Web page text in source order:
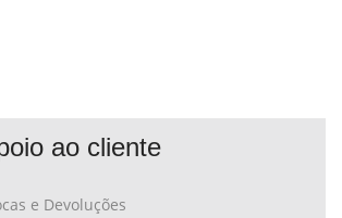
ao cliente
e Devoluções